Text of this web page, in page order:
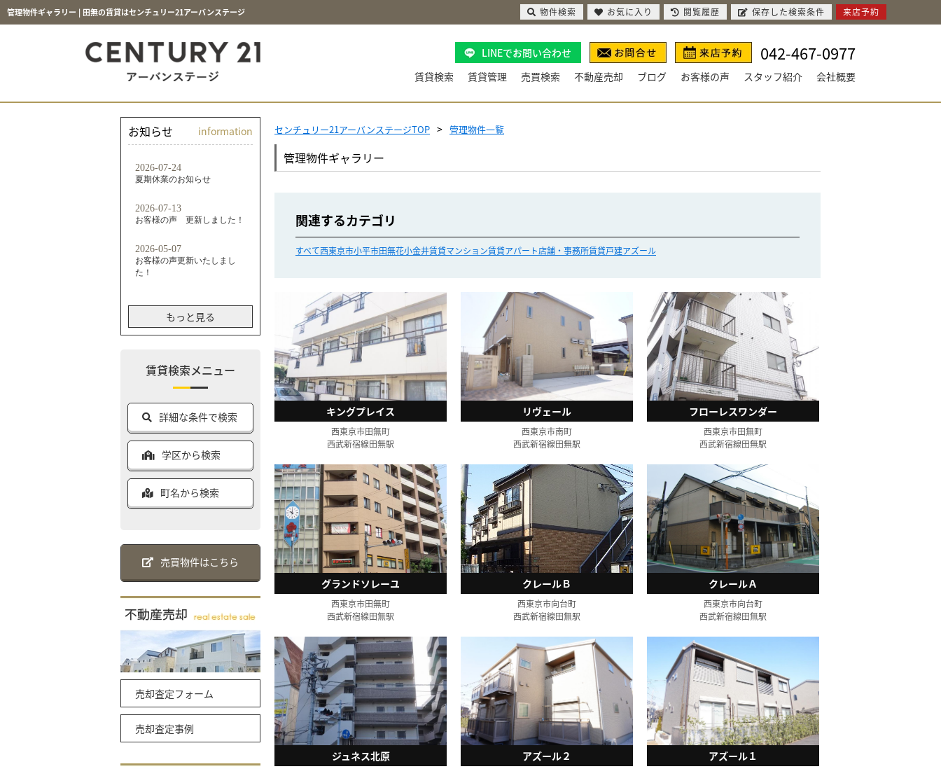
管理物件ギャラリー | 田無の賃貸はセンチュリー21アーバンステージ
LINEでお問い合わせ 042-467-0977
賃貸検索 賃貸管理 売買検索 不動産売却 ブログ お客様の声 スタッフ紹介 会社概要
センチュリー21アーバンステージTOP 管理物件一覧
管理物件ギャラリー
関連するカテゴリ
すべて西東京市小平市田無花小金井賃貸マンション賃貸アパート店舗・事務所賃貸戸建アズール
キングプレイス
西東京市田無町
西武新宿線田無駅
リヴェール
西東京市南町
西武新宿線田無駅
フローレスワンダー
西東京市田無町
西武新宿線田無駅
グランドソレーユ
西東京市田無町
西武新宿線田無駅
クレールＢ
西東京市向台町
西武新宿線田無駅
クレールＡ
西東京市向台町
西武新宿線田無駅
ジュネス北原 アズール２ アズール１
お知らせ information
もっと見る
賃貸検索メニュー
詳細な条件で検索
学区から検索
町名から検索
売買物件はこちら
売却査定フォーム
売却査定事例
物件検索 お気に入り 閲覧履歴 保存した検索条件 来店予約